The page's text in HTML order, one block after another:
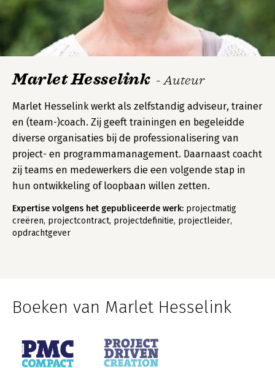
Marlet Hesselink - Auteur
Marlet Hesselink werkt als zelfstandig adviseur, trainer
en (team-)coach. Zij geeft trainingen en begeleidde
diverse organisaties bij de professionalisering van
project- en programmamanagement. Daarnaast coacht
zij teams en medewerkers die een volgende stap in
hun ontwikkeling of loopbaan willen zetten.
Expertise volgens het gepubliceerde werk: projectmatig
creëren, projectcontract, projectdefinitie, projectleider,
opdrachtgever
Boeken van Marlet Hesselink